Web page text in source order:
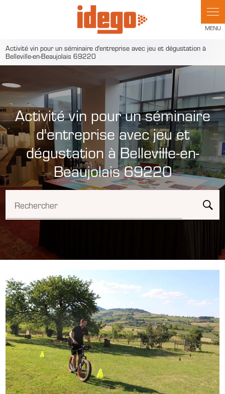
Activité vin pour un séminaire d'entreprise avec jeu et dégustation à
Belleville-en-Beaujolais 69220
Activité vin pour un séminaire
d'entreprise avec jeu et
dégustation à Belleville-en-
Beaujolais 69220
Rechercher
Panneau de gestion des cookies